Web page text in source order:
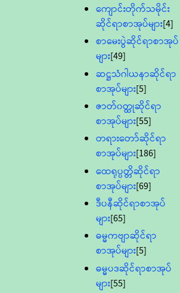
ကျောင်းတိုက်သမိုင်း
ဆိုင်ရာစာအုပ်များ[4]
စာမေးပွဲဆိုင်ရာစာအုပ်
များ[49]
ဆဋ္ဌသံဂါယနာဆိုင်ရာ
စာအုပ်များ[5]
ဇာတ်၀တ္ထုဆိုင်ရာ
စာအုပ်များ[55]
တရားတော်ဆိုင်ရာ
စာအုပ်များ[186]
ထေရုပ္ပတ္တိဆိုင်ရာ
စာအုပ်များ[69]
ဒီပနီဆိုင်ရာစာအုပ်
များ[65]
ဓမ္မကဗျာဆိုင်ရာ
စာအုပ်များ[5]
ဓမ္မပဒဆိုင်ရာစာအုပ်
များ[55]